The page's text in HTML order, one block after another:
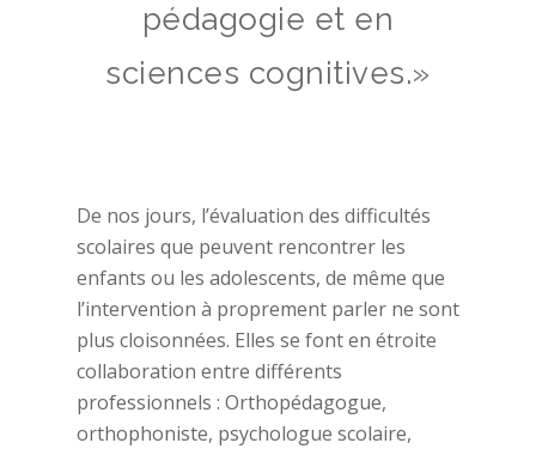
pédagogie et en
sciences cognitives.»
De nos jours, l’évaluation des difficultés
scolaires que peuvent rencontrer les
enfants ou les adolescents, de même que
l’intervention à proprement parler ne sont
plus cloisonnées. Elles se font en étroite
collaboration entre différents
professionnels : Orthopédagogue,
orthophoniste, psychologue scolaire,